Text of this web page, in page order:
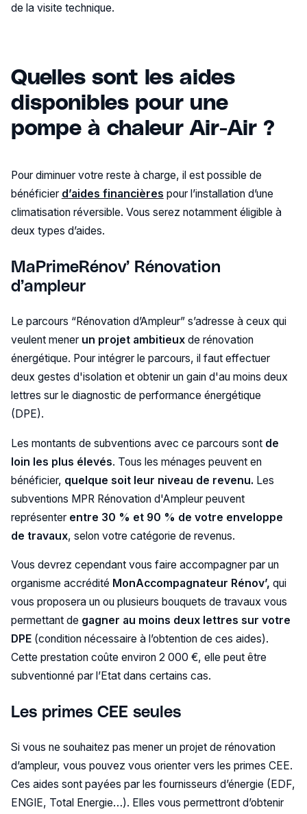
de la visite technique.
Quelles sont les aides
disponibles pour une
pompe à chaleur Air-Air ?
Pour diminuer votre reste à charge, il est possible de
bénéficier d’aides financières pour l’installation d’une
climatisation réversible. Vous serez notamment éligible à
deux types d’aides.
MaPrimeRénov’ Rénovation
d’ampleur
Le parcours “Rénovation d’Ampleur” s’adresse à ceux qui
veulent mener un projet ambitieuxde rénovation
énergétique. Pour intégrer le parcours, il faut effectuer
deux gestes d'isolation et obtenir un gain d'au moins deux
lettres sur le diagnostic de performance énergétique
(DPE).
Les montants de subventions avec ce parcours sont de
loin les plus élevés. Tous les ménages peuvent en
bénéficier, quelque soit leur niveau de revenu. Les
subventions MPR Rénovation d'Ampleur peuvent
représenter entre 30 % et 90 % de votre enveloppe
de travaux, selon votre catégorie de revenus.
Vous devrez cependant vous faire accompagner par un
organisme accrédité MonAccompagnateur Rénov’, qui
vous proposera un ou plusieurs bouquets de travaux vous
permettant de gagner au moins deux lettres sur votre
DPE(condition nécessaire à l’obtention de ces aides).
Cette prestation coûte environ 2 000 €, elle peut être
subventionné par l’Etat dans certains cas.
Les primes CEE seules
Si vous ne souhaitez pas mener un projet de rénovation
d’ampleur, vous pouvez vous orienter vers les primes CEE.
Ces aides sont payées par les fournisseurs d’énergie (EDF,
ENGIE, Total Energie…). Elles vous permettront d’obtenir